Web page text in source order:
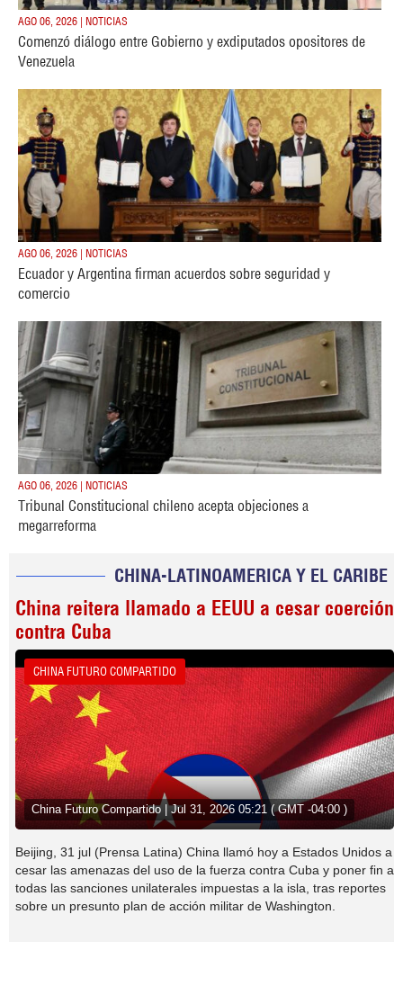
AGO 06, 2026 | NOTICIAS
Comenzó diálogo entre Gobierno y exdiputados opositores de
Venezuela
AGO 06, 2026 | NOTICIAS
Ecuador y Argentina firman acuerdos sobre seguridad y
comercio
AGO 06, 2026 | NOTICIAS
Tribunal Constitucional chileno acepta objeciones a
megarreforma
CHINA-LATINOAMERICA Y EL CARIBE
China reitera llamado a EEUU a cesar coerción
contra Cuba
CHINA FUTURO COMPARTIDO
China Futuro Compartido | Jul 31, 2026 05:21 ( GMT -04:00 )
Beijing, 31 jul (Prensa Latina) China llamó hoy a Estados Unidos a
cesar las amenazas del uso de la fuerza contra Cuba y poner fin a
todas las sanciones unilaterales impuestas a la isla, tras reportes
sobre un presunto plan de acción militar de Washington.